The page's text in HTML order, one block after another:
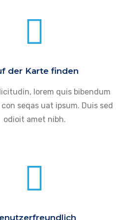
der Karte finden
lorem quis bibendum
seqas uat ipsum. Duis sed
odioit amet nibh.